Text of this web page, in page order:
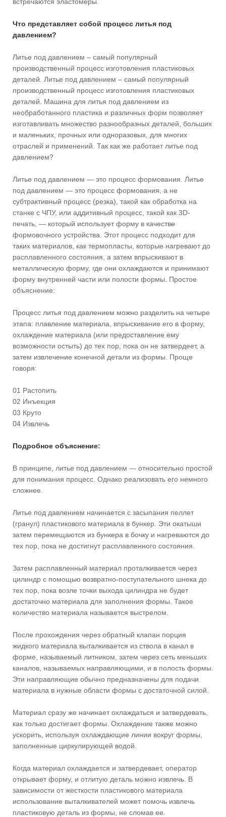
Что представляет собой процесс литья под
давлением?
Литье под давлением – самый популярный
производственный процесс изготовления пластиковых
деталей. Литье под давлением – самый популярный
производственный процесс изготовления пластиковых
деталей. Машина для литья под давлением из
необработанного пластика и различных форм позволяет
изготавливать множество разнообразных деталей, больших
и маленьких, прочных или одноразовых, для многих
отраслей и применений. Так как же работает литье под
давлением?
Литье под давлением — это процесс формования. Литье
под давлением — это процесс формования, а не
субтрактивный процесс (резка), такой как обработка на
станке с ЧПУ, или аддитивный процесс, такой как 3D-
печать, — который использует форму в качестве
формовочного устройства. Этот процесс подходит для
таких материалов, как термопласты, которые нагревают до
расплавленного состояния, а затем впрыскивают в
металлическую форму, где они охлаждаются и принимают
форму внутренней части или полости формы. Простое
объяснение:
Процесс литья под давлением можно разделить на четыре
этапа: плавление материала, впрыскивание его в форму,
охлаждение материала (или предоставление ему
возможности остыть) до тех пор, пока он не затвердеет, а
затем извлечение конечной детали из формы. Проще
говоря:
01 Растопить
02 Инъекция
03 Круто
04 Извлечь
Подробное объяснение:
В принципе, литье под давлением — относительно простой
для понимания процесс. Однако реализовать его немного
сложнее.
Литье под давлением начинается с засыпания пеллет
(гранул) пластикового материала в бункер. Эти окатыши
затем перемещаются из бункера в бочку и нагреваются до
тех пор, пока не достигнут расплавленного состояния.
Затем расплавленный материал проталкивается через
цилиндр с помощью возвратно-поступательного шнека до
тех пор, пока возле точки выхода цилиндра не будет
достаточно материала для заполнения формы. Такое
количество материала называется выстрелом.
После прохождения через обратный клапан порция
жидкого материала выталкивается из ствола в канал в
форме, называемый литником, затем через сеть меньших
каналов, называемых направляющими, и в полость формы.
Эти направляющие обычно предназначены для подачи
материала в нужные области формы с достаточной силой.
Материал сразу же начинает охлаждаться и затвердевать,
как только достигает формы. Охлаждение также можно
ускорить, используя охлаждающие линии вокруг формы,
заполненные циркулирующей водой.
Когда материал охлаждается и затвердевает, оператор
открывает форму, и отлитую деталь можно извлечь. В
зависимости от жесткости пластикового материала
использование выталкивателей может помочь извлечь
пластиковую деталь из формы, не сломав ее.